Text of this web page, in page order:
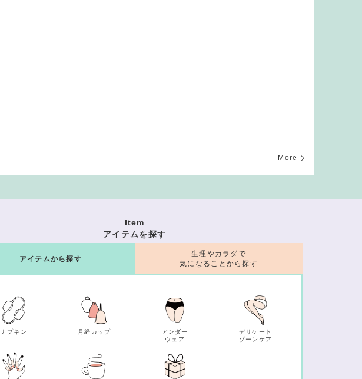
More
Item
アイテムを探す
アイテムから探す
ナプキン 月経カップ
アンダー
ウェア
デリケート
ゾーンケア
生理やカラダで
気になることから探す